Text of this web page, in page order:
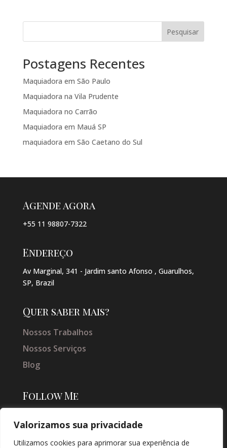
Valorizamos sua privacidade
Utilizamos cookies para aprimorar sua experiência de
Pesquisar
Postagens Recentes
Maquiadora em São Paulo
Maquiadora na Vila Prudente
Maquiadora no Carrão
Maquiadora em Mauá SP
maquiadora em São Caetano do Sul
Agende agora
+55 11 98807-7322
Endereço
Av Marginal, 341 - Jardim santo Afonso , Guarulhos,
SP, Brazil
Quer saber mais?
Nossos Trabalhos
Nossos Serviços
Blog
Follow Me